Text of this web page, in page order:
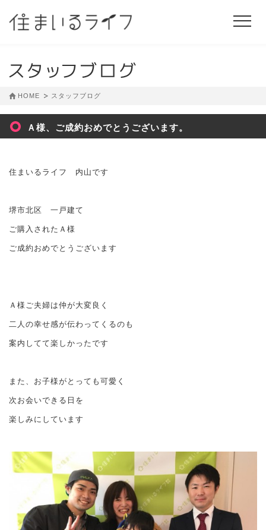
HOME スタッフブログ
Ａ様、ご成約おめでとうございます。
住まいるライフ 内山です
堺市北区 一戸建て
ご購入されたＡ様
ご成約おめでとうございます
Ａ様ご夫婦は仲が大変良く
二人の幸せ感が伝わってくるのも
案内してて楽しかったです
また、お子様がとっても可愛く
次お会いできる日を
楽しみにしています